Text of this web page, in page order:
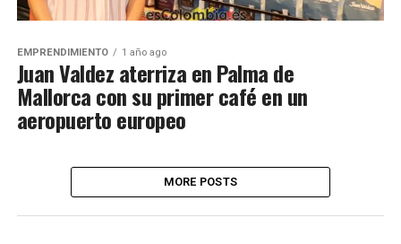
EMPRENDIMIENTO 1 año ago
Juan Valdez aterriza en Palma de
Mallorca con su primer café en un
aeropuerto europeo
MORE POSTS